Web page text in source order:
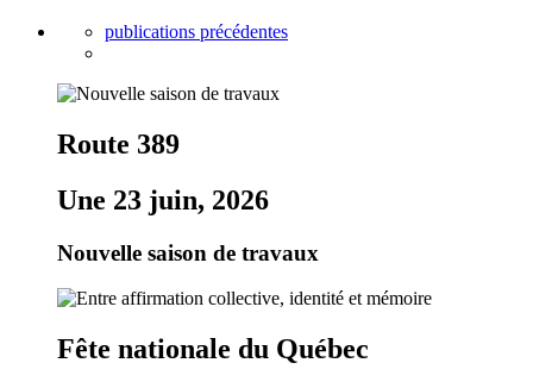
publications précédentes
Route 389
Une 23 juin, 2026
Nouvelle saison de travaux
Fête nationale du Québec